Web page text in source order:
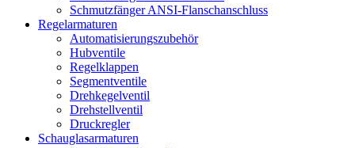
Schmutzfänger ANSI-Flanschanschluss
Regelarmaturen
Automatisierungszubehör
Hubventile
Regelklappen
Segmentventile
Drehkegelventil
Drehstellventil
Druckregler
Schauglas­armaturen